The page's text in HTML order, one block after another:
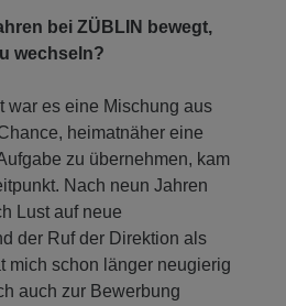
bei ZÜBLIN bewegt,
wechseln?
war es eine Mischung aus
heimatnäher eine
zu übernehmen, kam
Nach neun Jahren
Lust auf neue
der Ruf der Direktion als
mich schon länger neugierig
auch zur Bewerbung